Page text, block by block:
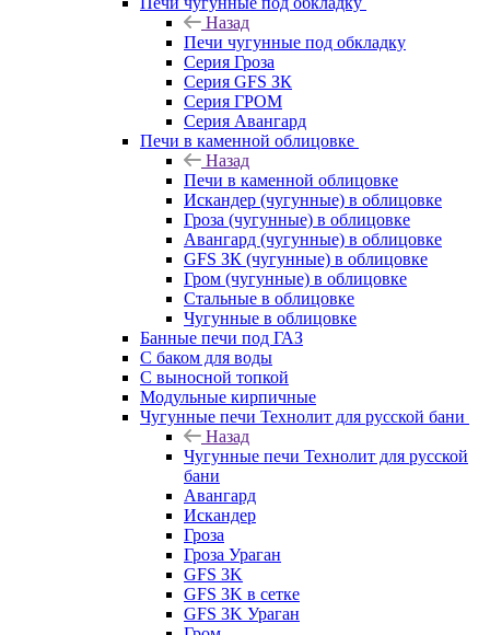
Назад
Печи чугунные под обкладку
Серия Гроза
Серия GFS ЗК
Серия ГРОМ
Серия Авангард
Печи в каменной облицовке
Назад
Печи в каменной облицовке
Искандер (чугунные) в облицовке
Гроза (чугунные) в облицовке
Авангард (чугунные) в облицовке
GFS ЗК (чугунные) в облицовке
Гром (чугунные) в облицовке
Стальные в облицовке
Чугунные в облицовке
Банные печи под ГАЗ
С баком для воды
С выносной топкой
Модульные кирпичные
Чугунные печи Технолит для русской бани
Назад
Чугунные печи Технолит для русской
бани
Авангард
Искандер
Гроза
Гроза Ураган
GFS 3K
GFS 3K в сетке
GFS 3K Ураган